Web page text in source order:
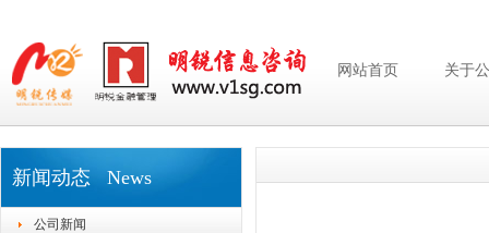
网站首页 关于
新闻动态 News
公司新闻